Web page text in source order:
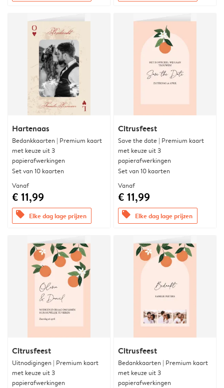
Hartenaas
Bedankkaarten | Premium kaart
met keuze uit 3
papierafwerkingen
Set van 10 kaarten
Vanaf
€ 11,99
offers Elke dag lage prijzen
Citrusfeest
Save the date | Premium kaart
met keuze uit 3
papierafwerkingen
Set van 10 kaarten
Vanaf
€ 11,99
offers Elke dag lage prijzen
Citrusfeest
Uitnodigingen | Premium kaart
met keuze uit 3
papierafwerkingen
Citrusfeest
Bedankkaarten | Premium kaart
met keuze uit 3
papierafwerkingen